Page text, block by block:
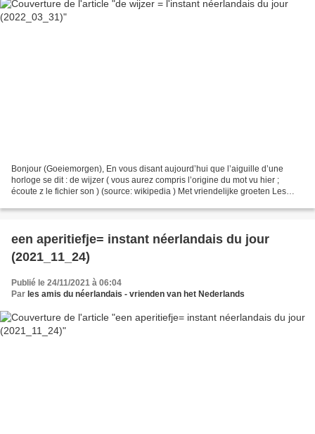
Bonjour (Goeiemorgen), En vous disant aujourd’hui que l’aiguille d’une
horloge se dit : de wijzer ( vous aurez compris l’origine du mot vu hier ;
écoute z le fichier son ) (source: wikipedia ) Met vriendelijke groeten Les
een aperitiefje= instant néerlandais du jour
(2021_11_24)
Publié le 24/11/2021 à 06:04
Par les amis du néerlandais - vrienden van het Nederlands